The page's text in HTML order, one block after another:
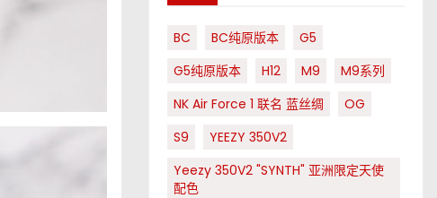
BC BC纯原版本
G5
G5纯原版本
H12 M9
M9系列
NK Air Force 1 联名 蓝丝绸
OG
S9
YEEZY 350V2
Yeezy 350V2 "SYNTH" 亚洲限定天使
配色